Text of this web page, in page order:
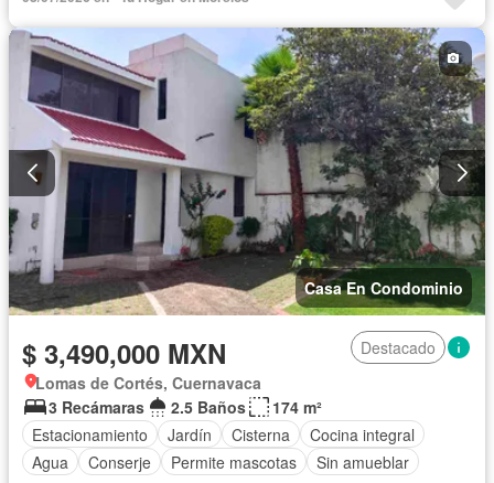
Casa En Condominio
$ 3,490,000 MXN
Destacado
Lomas de Cortés, Cuernavaca
3 Recámaras
2.5 Baños
174 m²
Estacionamiento
Jardín Cisterna
Cocina integral
Agua
Conserje Permite mascotas Sin amueblar